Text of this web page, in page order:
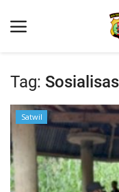
Beranda
Terms & Conditions
Reskrim
Binkam
Tag:
Satwil